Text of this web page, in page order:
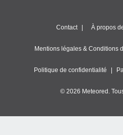
Contact À propos
Mentions légales & Conditions
Politique de confidentialité
© 2026 Meteored.